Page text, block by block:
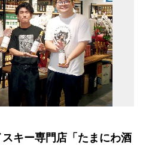
キー専門店「たまにわ酒